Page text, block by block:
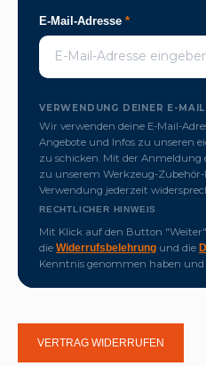
E-Mail-Adresse *
VERWENDUNG DEINER E-
Wir verwenden deine E-Mail-
Angebote und Infos zu unseren
zu schicken. Mit der
zu unserem Werkzeug-
Verwendung jederzeit
RECHTLICHER HINWEIS
Mit Klick auf den Button
die Widerrufsbelehrung und die
Kenntnis genommen haben und
VERTRAG WIDERRUFEN